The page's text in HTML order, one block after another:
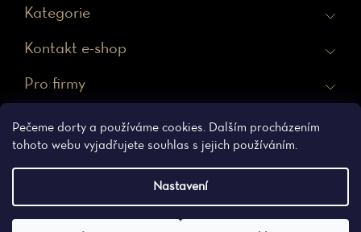
Pečeme dorty a používáme cookies. Dalším procházením
tohoto webu vyjadřujete souhlas s jejich používáním.
Nastavení
Kategorie
Kontakt e-shop
Pro firmy
Ochrana osobních údajů Obchodní podmínky
Vytvořil Shoptet